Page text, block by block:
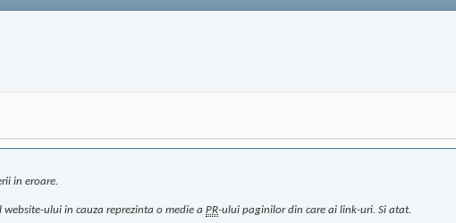
in eroare.
website-ului in cauza reprezinta o medie a PR-ului paginilor din care ai link-uri. Si atat.